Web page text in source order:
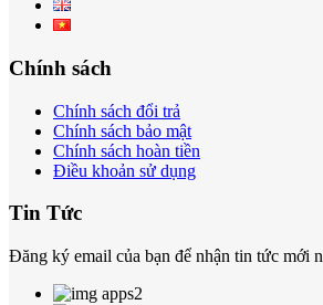
Chính sách
Chính sách đổi trả
Chính sách bảo mật
Chính sách hoàn tiền
Điều khoản sử dụng
Tin Tức
Đăng ký email của bạn để nhận tin tức mới